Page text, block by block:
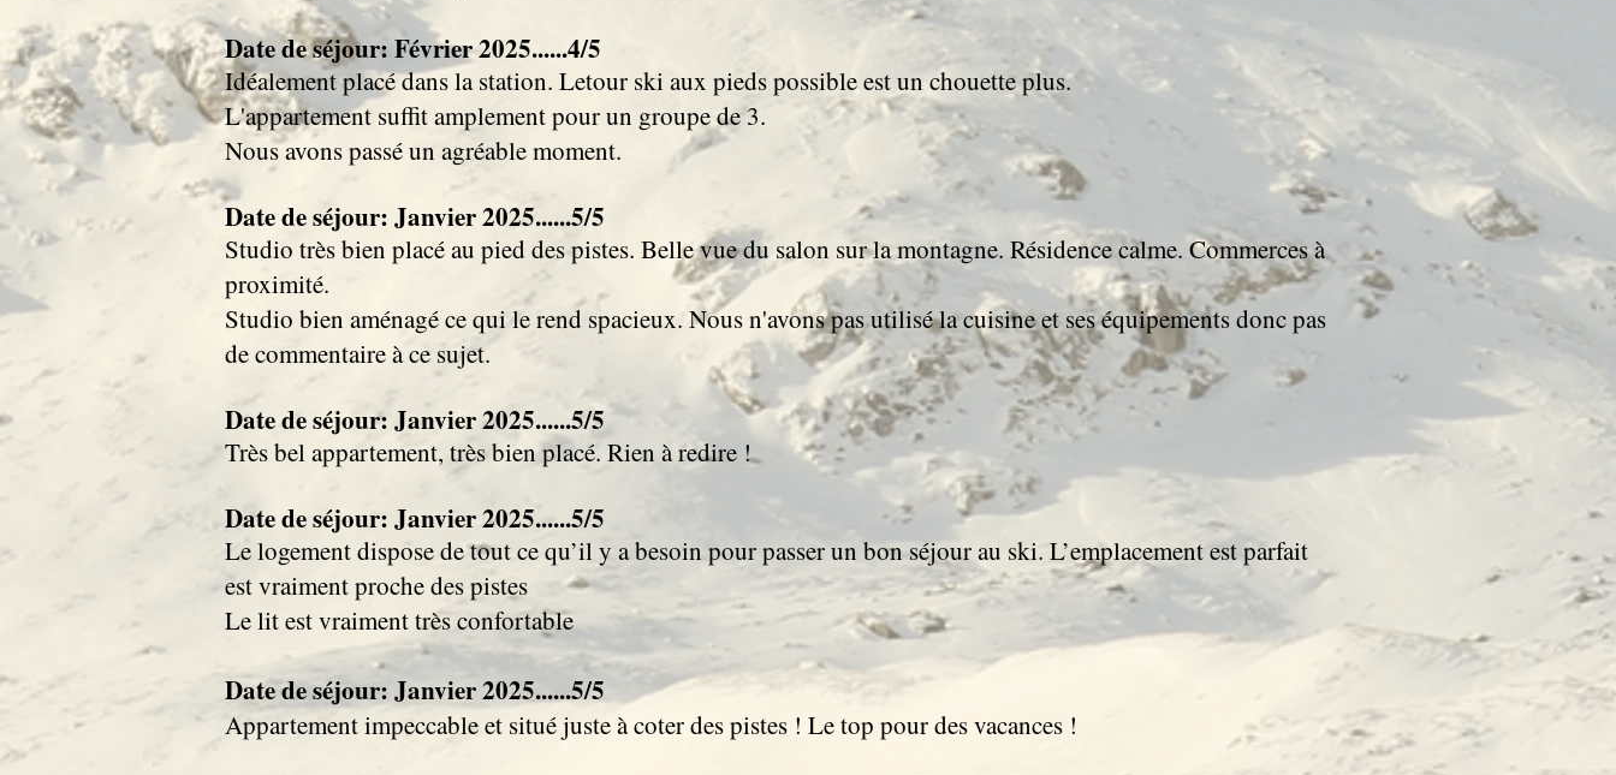
Date de séjour: Février 2025......4/5
Idéalement placé dans la station. Letour ski aux pieds possible est un chouette plus.
L'appartement suffit amplement pour un groupe de 3.
Nous avons passé un agréable moment.
Date de séjour: Janvier 2025......5/5
Studio très bien placé au pied des pistes. Belle vue du salon sur la montagne. Résidence calme. Commerces à
proximité.
Studio bien aménagé ce qui le rend spacieux. Nous n'avons pas utilisé la cuisine et ses équipements donc pas
de commentaire à ce sujet.
Date de séjour: Janvier 2025......5/5
Très bel appartement, très bien placé. Rien à redire !
Date de séjour: Janvier 2025......5/5
Le logement dispose de tout ce qu’il y a besoin pour passer un bon séjour au ski. L’emplacement est parfait
est vraiment proche des pistes
Le lit est vraiment très confortable
Date de séjour: Janvier 2025......5/5
Appartement impeccable et situé juste à coter des pistes ! Le top pour des vacances !